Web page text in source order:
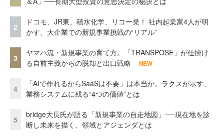
2
ドコモ、JR東、積水化学、リコー発！ 社内起業家4人が明
かす、大企業での新規事業挑戦の“リアル”
3
ヤマハ流・新規事業の育て方。「TRANSPOSE」が仕掛け
る自前主義からの脱却と出口戦略
NEW
4
「AIで作れるからSaaSは不要」は本当か。ラクスが示す、
業務システムに残る“4つの価値”とは
5
bridge大長氏が語る「新規事業の自走地図」──現在地を診
断し未来を描く、領域とアジェンダとは